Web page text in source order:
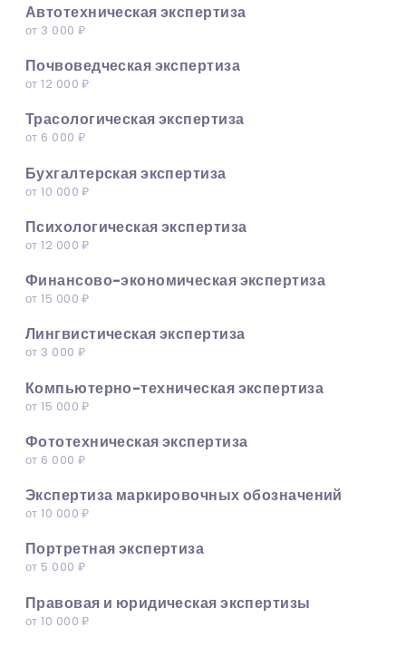
Автотехническая экспертиза
от 3 000 ₽
Почвоведческая экспертиза
от 12 000 ₽
Трасологическая экспертиза
от 6 000 ₽
Бухгалтерская экспертиза
от 10 000 ₽
Психологическая экспертиза
от 12 000 ₽
Финансово-экономическая экспертиза
от 15 000 ₽
Лингвистическая экспертиза
от 3 000 ₽
Компьютерно-техническая экспертиза
от 15 000 ₽
Фототехническая экспертиза
от 6 000 ₽
Экспертиза маркировочных обозначений
от 10 000 ₽
Портретная экспертиза
от 5 000 ₽
Правовая и юридическая экспертизы
от 10 000 ₽